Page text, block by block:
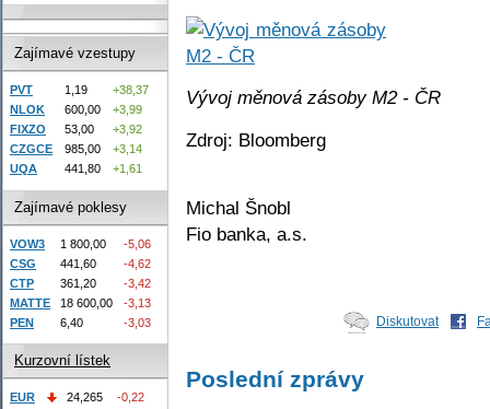
Vývoj měnová zásoby M2 - ČR
Zdroj: Bloomberg
Michal Šnobl
Fio banka, a.s.
Diskutovat
Poslední zprávy
Zajímavé vzestupy
PVT 1,19
+38,37
NLOK
600,00
+3,99
FIXZO
53,00
+3,92
CZGCE
985,00
+3,14
UQA
441,80 +1,61
Zajímavé poklesy
VOW3 1 800,00
-5,06
CSG
441,60
-4,62
CTP
361,20
-3,42
MATTE
18 600,00
-3,13
PEN
6,40 -3,03
Kurzovní lístek
EUR 24,265
-0,22